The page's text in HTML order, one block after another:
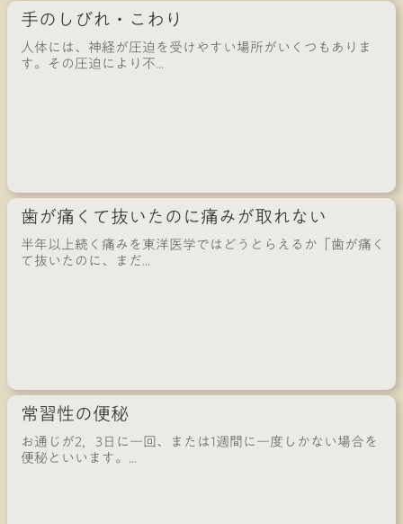
手のしびれ・こわり
人体には、神経が圧迫を受けやすい場所がいくつもありま
す。その圧迫により不...
歯が痛くて抜いたのに痛みが取れない
半年以上続く痛みを東洋医学ではどうとらえるか「歯が痛く
て抜いたのに、まだ...
常習性の便秘
お通じが2，3日に一回、または1週間に一度しかない場合を
便秘といいます。...